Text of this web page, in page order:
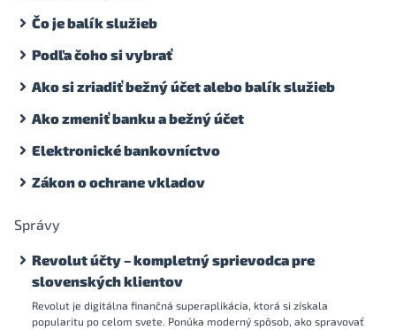
Čo je balík služieb
Podľa čoho si vybrať
Ako si zriadiť bežný účet alebo balík služieb
Ako zmeniť banku a bežný účet
Elektronické bankovníctvo
Zákon o ochrane vkladov
Správy
Revolut účty – kompletný sprievodca pre
slovenských klientov
Revolut je digitálna finančná superaplikácia, ktorá si získala
popularitu po celom svete. Ponúka moderný spôsob, ako spravovať